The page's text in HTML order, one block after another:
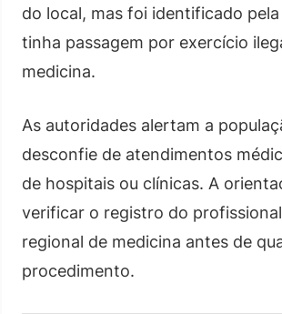
do local, mas foi identificado pela
tinha passagem por exercício
medicina.
As autoridades alertam a
desconfie de atendimentos
de hospitais ou clínicas. A
verificar o registro do
regional de medicina antes de
procedimento.